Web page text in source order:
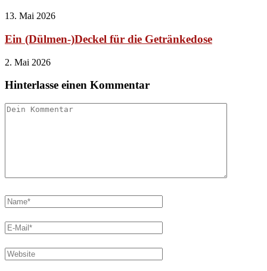
13. Mai 2026
Ein (Dülmen-)Deckel für die Getränkedose
2. Mai 2026
Hinterlasse einen Kommentar